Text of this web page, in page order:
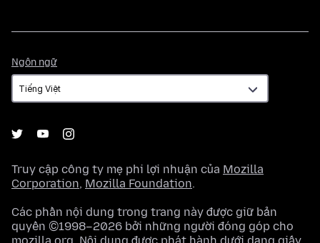
Ngôn ngữ
ngữ
Truy cập công ty mẹ phi lợi nhuận của Mozilla
Corporation, Mozilla Foundation.
Các phần nội dung trong trang này được giữ bản
quyền ©1998–2026 bởi những người đóng góp cho